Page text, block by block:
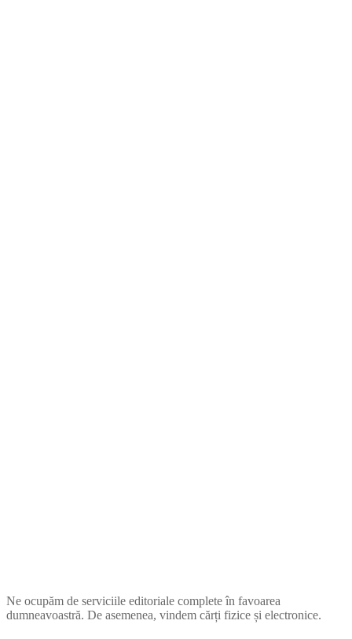
Ne ocupăm de serviciile editoriale complete în favoarea
dumneavoastră. De asemenea, vindem cărți fizice și electronice.